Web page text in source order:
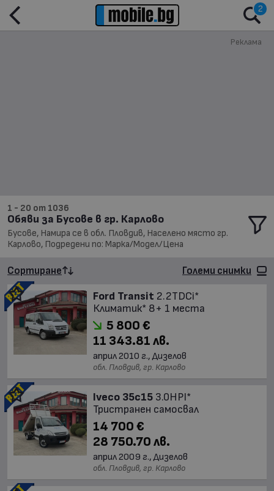
Реклама
2
1 - 20 от 1036
Обяви за Бусове в гр. Карлово
Бусове, Намира се в обл. Пловдив, Населено място гр.
Карлово, Подредени по: Марка/Модел/Цена
Сортиране Големи снимки
Ford Transit 2.2TDCi*
Климатик* 8+ 1 места
5 800 €
11 343.81 лв.
април 2010 г., Дизелов
обл. Пловдив, гр. Карлово
Iveco 35c15 3.0HPI*
Тристранен самосвал
14 700 €
28 750.70 лв.
април 2009 г., Дизелов
обл. Пловдив, гр. Карлово